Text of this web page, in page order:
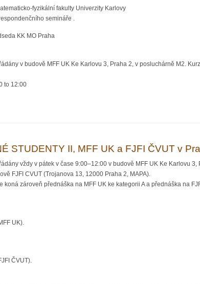
fyzikální fakulty Univerzity Karlovy
semináře .
KK MO Praha
v budově MFF UK Ke Karlovu 3, Praha 2, v posluchárně M2.
to 12:00
STUDENTY II, MFF UK a FJFI ČVUT v
vždy v pátek v čase 9:00–12:00 v budově MFF UK Ke Karlovu
FJFI CVUT (Trojanova 13, 12000 Praha 2, MAPA).
koná zároveň přednáška na MFF UK ke kategorii A a přednáška na
UK).
ČVUT).